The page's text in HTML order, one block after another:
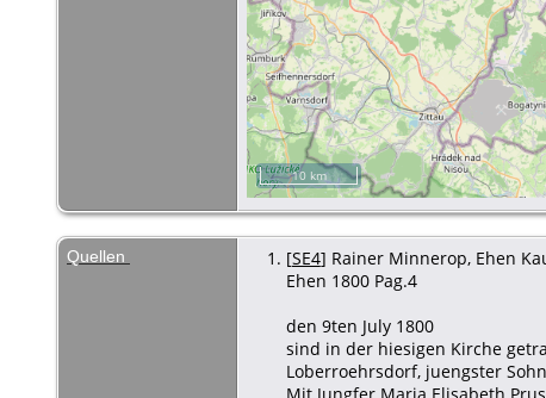
10 km
Quellen [SE4] Rainer Minnerop, Ehen
Ehen 1800 Pag.4
den 9ten July 1800
sind in der hiesigen Kirche
Loberroehrsdorf, juengster
Mit Jungfer Maria Elisabeth